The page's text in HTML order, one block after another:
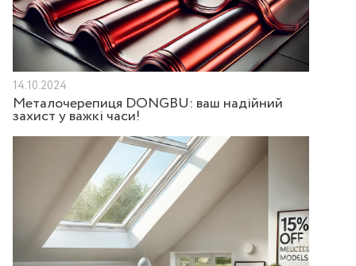
14.10.2024
Металочерепиця DONGBU: ваш надійний
захист у важкі часи!